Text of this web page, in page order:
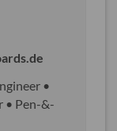
•
• Pen-&-